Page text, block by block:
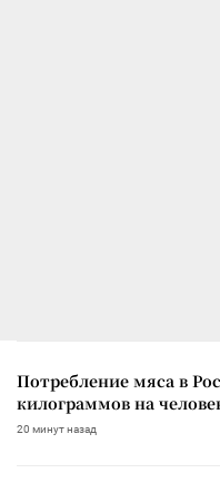
Потребление мяса в
килограммов на
20 минут назад